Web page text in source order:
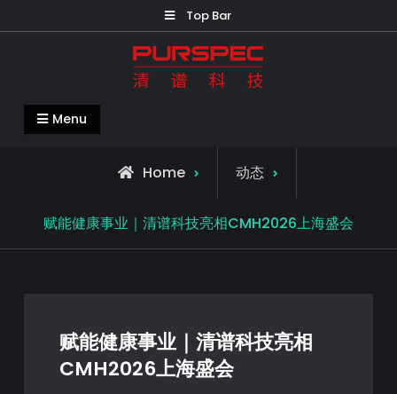
Top Bar
清谱科技中国官网-PURSPEC-让人类生
Menu
Home 动态
赋能健康事业｜清谱科技亮相CMH2026上海盛会
赋能健康事业｜清谱科技亮相
CMH2026上海盛会